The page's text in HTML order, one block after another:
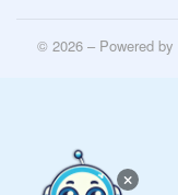
© 2026 – Powered by